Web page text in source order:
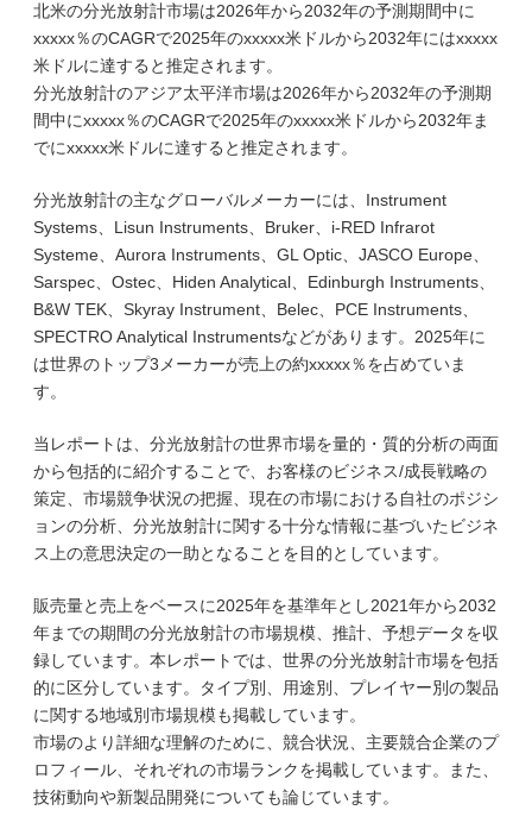
北米の分光放射計市場は2026年から2032年の予測期間中に
xxxxx％のCAGRで2025年のxxxxx米ドルから2032年にはxxxxx
米ドルに達すると推定されます。
分光放射計のアジア太平洋市場は2026年から2032年の予測期
間中にxxxxx％のCAGRで2025年のxxxxx米ドルから2032年ま
でにxxxxx米ドルに達すると推定されます。
分光放射計の主なグローバルメーカーには、Instrument
Systems、Lisun Instruments、Bruker、i-RED Infrarot
Systeme、Aurora Instruments、GL Optic、JASCO Europe、
Sarspec、Ostec、Hiden Analytical、Edinburgh Instruments、
B&W TEK、Skyray Instrument、Belec、PCE Instruments、
SPECTRO Analytical Instrumentsなどがあります。2025年に
は世界のトップ3メーカーが売上の約xxxxx％を占めていま
す。
当レポートは、分光放射計の世界市場を量的・質的分析の両面
から包括的に紹介することで、お客様のビジネス/成長戦略の
策定、市場競争状況の把握、現在の市場における自社のポジシ
ョンの分析、分光放射計に関する十分な情報に基づいたビジネ
ス上の意思決定の一助となることを目的としています。
販売量と売上をベースに2025年を基準年とし2021年から2032
年までの期間の分光放射計の市場規模、推計、予想データを収
録しています。本レポートでは、世界の分光放射計市場を包括
的に区分しています。タイプ別、用途別、プレイヤー別の製品
に関する地域別市場規模も掲載しています。
市場のより詳細な理解のために、競合状況、主要競合企業のプ
ロフィール、それぞれの市場ランクを掲載しています。また、
技術動向や新製品開発についても論じています。